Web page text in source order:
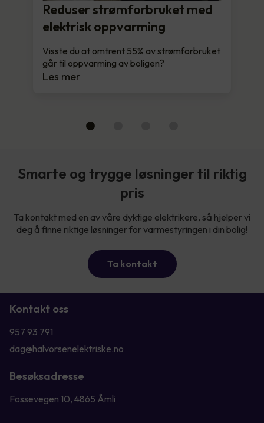
Reduser strømforbruket med
elektrisk oppvarming
Visste du at omtrent 55% av strømforbruket
går til oppvarming av boligen?
Les mer
Smarte og trygge løsninger til riktig
pris
Ta kontakt med en av våre dyktige elektrikere, så hjelper vi
deg å finne riktige løsninger for varmestyringen i din bolig!
Ta kontakt
Kontakt oss
957 93 791
dag@halvorsenelektriske.no
Besøksadresse
Fossevegen 10, 4865 Åmli